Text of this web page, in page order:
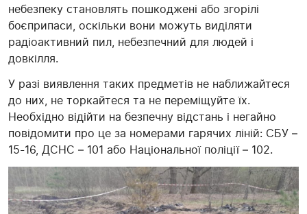
небезпеку становлять пошкоджені або згорілі
боєприпаси, оскільки вони можуть виділяти
радіоактивний пил, небезпечний для людей і
довкілля.
У разі виявлення таких предметів не наближайтеся
до них, не торкайтеся та не переміщуйте їх.
Необхідно відійти на безпечну відстань і негайно
повідомити про це за номерами гарячих ліній: СБУ –
15-16, ДСНС – 101 або Національної поліції – 102.